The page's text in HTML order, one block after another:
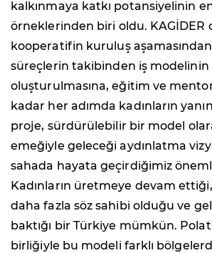
kalkınmaya katkı potansiyelinin
örneklerinden biri oldu. KAGİDER
kooperatifin kuruluş
süreçlerin takibinden iş modelinin
oluşturulmasına, eğitim ve
kadar her adımda kadınların
proje, sürdürülebilir bir model
emeğiyle geleceği aydınlatma
sahada hayata geçirdiğimiz
Kadınların üretmeye devam
daha fazla söz sahibi olduğu ve
baktığı bir Türkiye mümkün.
birliğiyle bu modeli farklı